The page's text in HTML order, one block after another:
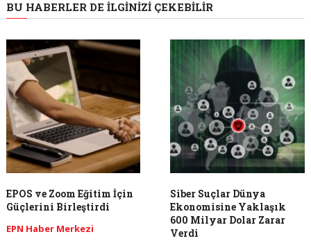
BU HABERLER DE İLGINIZI ÇEKEBILIR
EPOS ve Zoom Eğitim İçin
Güçlerini Birleştirdi
EPN Haber Merkezi
Siber Suçlar Dünya
Ekonomisine Yaklaşık
600 Milyar Dolar Zarar
Verdi